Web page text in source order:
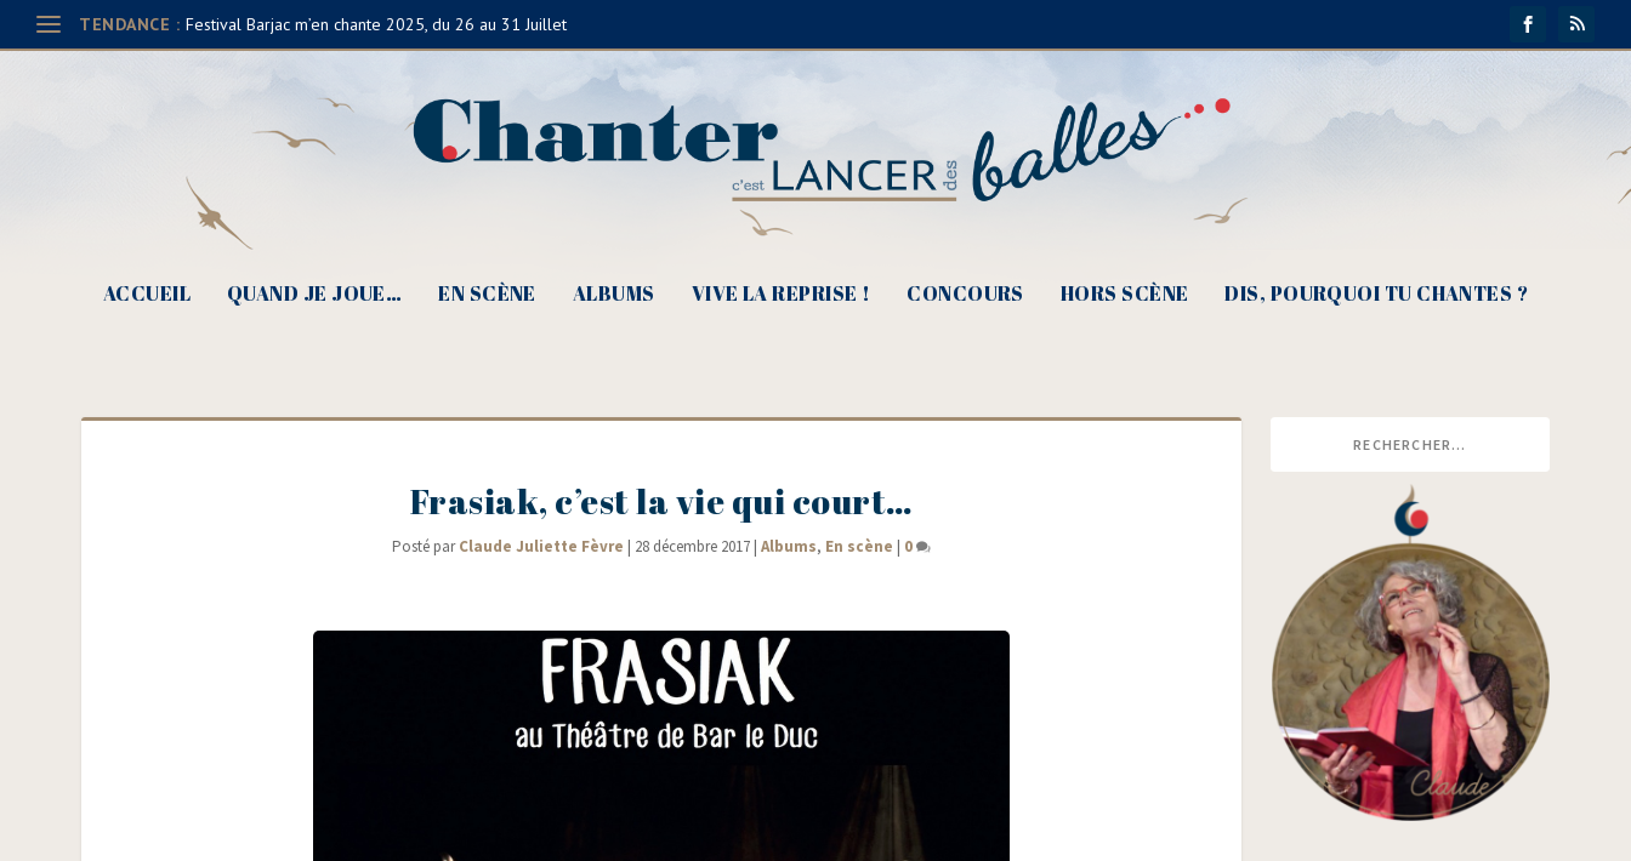
TENDANCE : Festival Barjac m’en chante 2025, du 26 au 31 Juillet
ACCUEIL QUAND JE JOUE… EN SCÈNE ALBUMS VIVE LA REPRISE ! CONCOURS HORS SCÈNE DIS, POURQUOI TU CHANTES ?
Frasiak, c’est la vie qui court…
Posté parClaude Juliette Fèvre | 28 décembre 2017 |Albums, En scène | 0